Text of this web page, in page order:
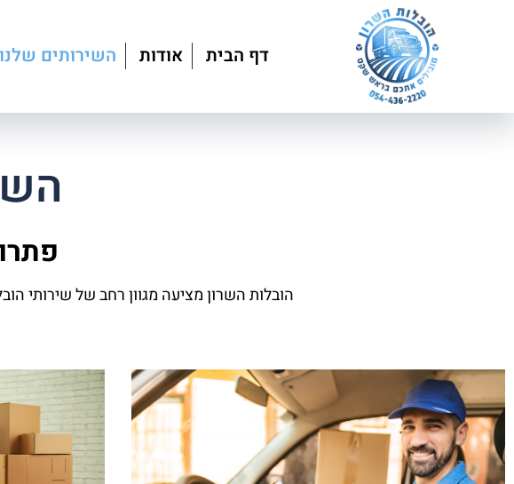
דף הבית אודות השירותים שלנו
הובלות השרון מציעה מגוון רחב של שירותי